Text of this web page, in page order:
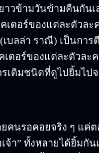
วข้ามวันข้ามคืนกัน
เตอร์ของแต่ละตัวล
ลล่า ราณี) เป็นการ
ตอร์ของแต่ละตัวละ
เดิมชนิดที่ดูไปยิ้มไป
คนรอคอยจริง ๆ แค่
จ้า” ทั้งหลายได้ยิ้ม